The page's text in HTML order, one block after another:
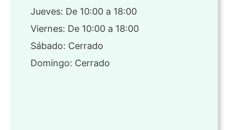
Jueves: De 10:00 a 18:00
Viernes: De 10:00 a 18:00
Sábado: Cerrado
Domingo: Cerrado